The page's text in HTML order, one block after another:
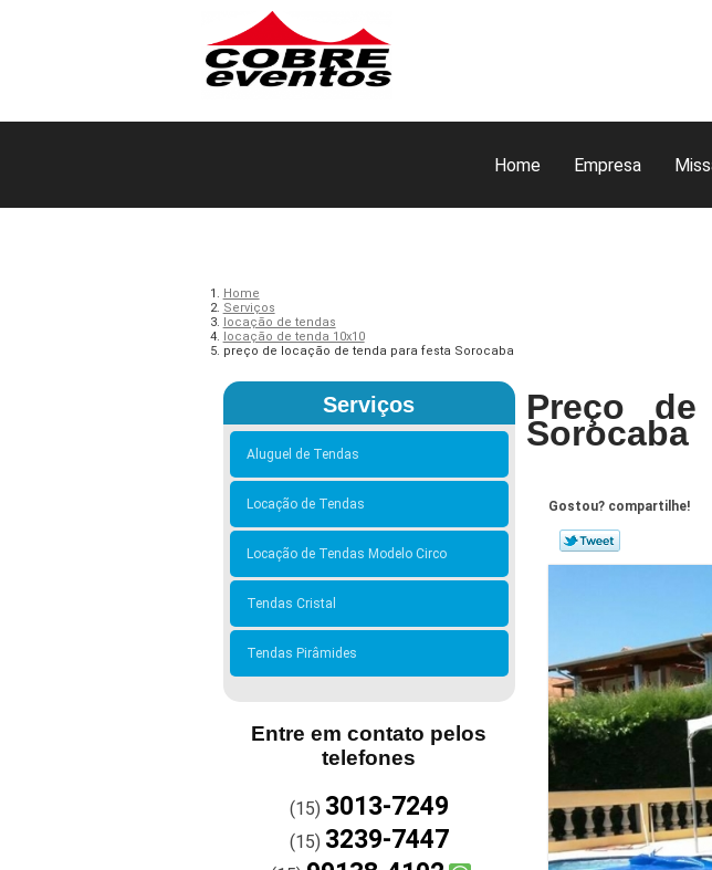
Home Empresa
Home
Serviços
locação de tendas
locação de tenda 10x10
preço de locação de tenda para festa Sorocaba
Serviços
Aluguel de Tendas
Locação de Tendas
Locação de Tendas Modelo Circo
Tendas Cristal
Tendas Pirâmides
Entre em contato pelos
telefones
(15) 3013-7249
(15) 3239-7447
Preço
Sorocaba
Gostou? compartilhe!